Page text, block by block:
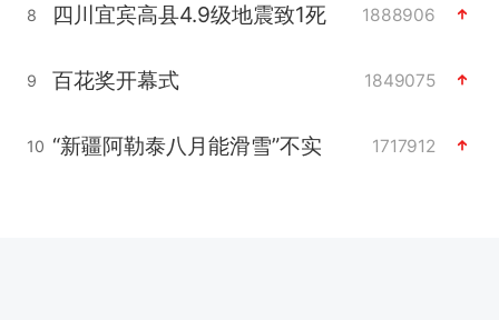
8 四川宜宾高县4.9级地震致1死 1888906
9 百花奖开幕式 1849075
10 “新疆阿勒泰八月能滑雪”不实 1717912